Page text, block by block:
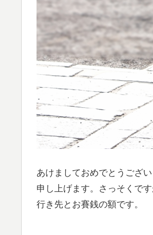
あけましておめでとうござ
申し上げます。さっそくで
行き先とお賽銭の額です。